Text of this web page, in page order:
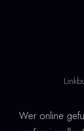
Wer online